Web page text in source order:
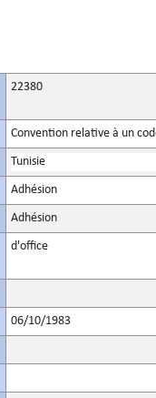
22380
Convention relative à un
Tunisie
Adhésion
Adhésion
d'office
06/10/1983